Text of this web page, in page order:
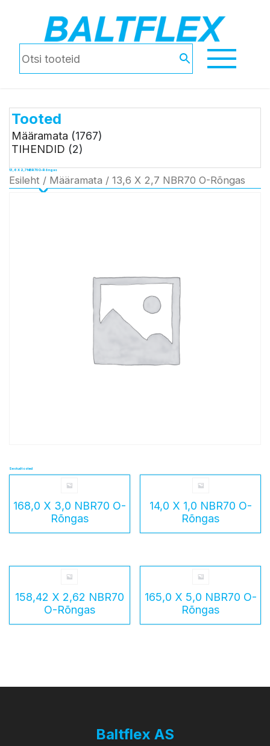
Tooted
Määramata (1767)
TIHENDID (2)
13,6 X 2,7 NBR70 O-Rõngas
Esileht / Määramata / 13,6 X 2,7 NBR70 O-Rõngas
Seotud tooted
168,0 X 3,0 NBR70 O-
Rõngas
14,0 X 1,0 NBR70 O-
Rõngas
158,42 X 2,62 NBR70
O-Rõngas
165,0 X 5,0 NBR70 O-
Rõngas
Baltflex AS